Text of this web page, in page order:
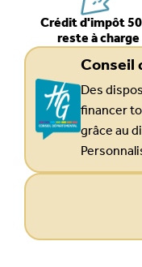
Crédit d'impôt
reste à charge
Conseil
Des
financer
grâce au